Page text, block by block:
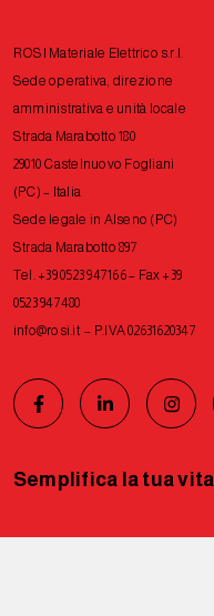
ROSI Materiale Elettrico s.r.l.
Sede operativa, direzione
amministrativa e unità locale
Strada Marabotto 180
29010 Castelnuovo Fogliani
(PC) – Italia
Sede legale in Alseno (PC)
Strada Marabotto 897
Tel. +39 0523 947166 – Fax +39
0523 947480
info@rosi.it– P.IVA 02631620347
Semplifica la tua vita